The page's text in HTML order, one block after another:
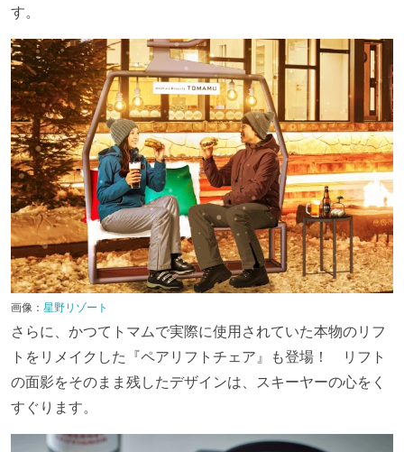
す。
画像： 星野リゾート
さらに、かつてトマムで実際に使用されていた本物のリフ
トをリメイクした『ペアリフトチェア』も登場！ リフト
の面影をそのまま残したデザインは、スキーヤーの心をく
すぐります。